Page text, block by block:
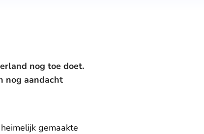
nog toe doet.
nog aandacht
gemaakte